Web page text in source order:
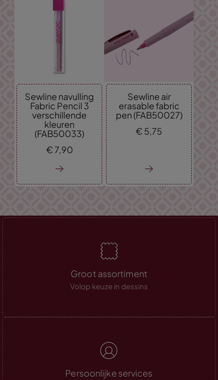
Sewline navulling
Fabric Pencil 3
verschillende
kleuren
(FAB50033)
€ 7, 90
Sewline air
erasable fabric
pen (FAB50027)
€ 5, 75
Groot assortiment
Volop keuze in dessins
Persoonlijke services